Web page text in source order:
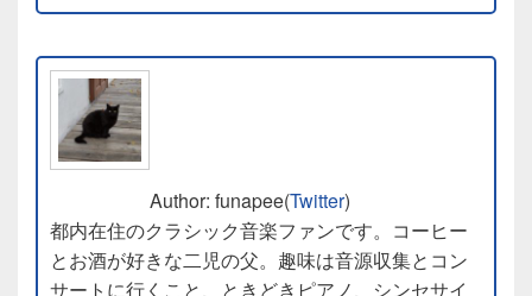
Author: funapee(Twitter)
都内在住のクラシック音楽ファンです。コーヒー
とお酒が好きな二児の父。趣味は音源収集とコン
サートに行くこと、ときどきピアノ、シンセサイ